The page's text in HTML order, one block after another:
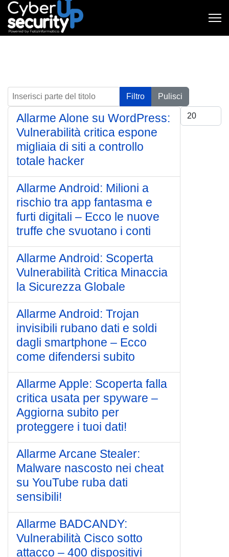
Inserisci parte del titolo Filtro
Pulisci
Visualizza #
Allarme Alone su WordPress:
Vulnerabilità critica espone
migliaia di siti a controllo
totale hacker
Allarme Android: Milioni a
rischio tra app fantasma e
furti digitali – Ecco le nuove
truffe che svuotano i conti
Allarme Android: Scoperta
Vulnerabilità Critica Minaccia
la Sicurezza Globale
Allarme Android: Trojan
invisibili rubano dati e soldi
dagli smartphone – Ecco
come difendersi subito
Allarme Apple: Scoperta falla
critica usata per spyware –
Aggiorna subito per
proteggere i tuoi dati!
Allarme Arcane Stealer:
Malware nascosto nei cheat
su YouTube ruba dati
sensibili!
Allarme BADCANDY:
Vulnerabilità Cisco sotto
attacco – 400 dispositivi